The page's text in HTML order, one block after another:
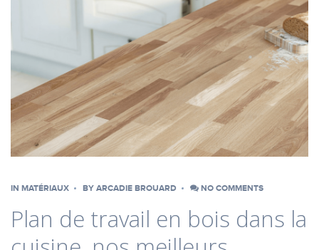
IN MATÉRIAUX BY ARCADIE BROUARD NO COMMENTS
Plan de travail en bois dans la